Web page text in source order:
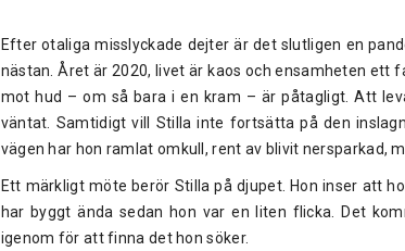
Efter otaliga misslyckade dejter är det slutligen en
nästan. Året är 2020, livet är kaos och ensamheten ett
mot hud – om så bara i en kram – är påtagligt. Att
väntat. Samtidigt vill Stilla inte fortsätta på den
vägen har hon ramlat omkull, rent av blivit nersparkad,
Ett märkligt möte berör Stilla på djupet. Hon inser att
har byggt ända sedan hon var en liten flicka. Det
igenom för att finna det hon söker.